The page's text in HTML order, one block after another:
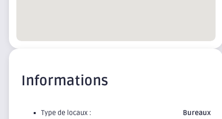
Informations
Type de locaux :
Bureaux